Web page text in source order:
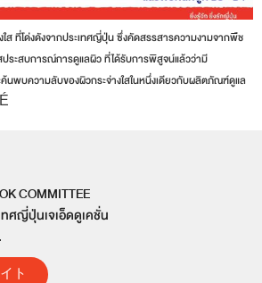
ที่โด่งดังจากประเทศญี่ปุ่น ซึ่งคัดสรรสารความงามจากพืช
ระสบการณ์การดูแลผิว ที่ได้รับการพิสูจน์แล้วว่ามี
นพบความลับของผิวกระจ่างใสในหนึ่งเดียวกับผลิตภัณฑ์ดูแล
COMMITTEE
ศญี่ปุ่นเจเอ็ดดูเคชั่น
ト